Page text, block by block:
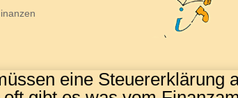
eine Steuererklärung